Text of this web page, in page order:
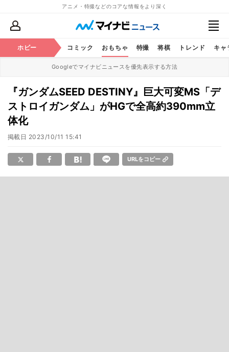
アニメ・特撮などのコアな情報をより深く
ホビー
アニメ コミック おもちゃ 特撮 将棋 トレンド キャ
Googleでマイナビニュースを優先表示する方法
『ガンダムSEED DESTINY』巨大可変MS「デ
ストロイガンダム」がHGで全高約390mm立
体化
掲載日 2023/10/11 15:41
URLをコピー